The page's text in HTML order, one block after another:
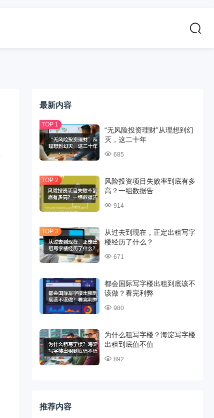
最新内容
“无风险投资理财”从理想到幻
灭，这二十年
685
风险投资项目失败率到底有多
高？一组数据告
914
从过去到现在，正定出租写字
楼经历了什么？
671
都会国际写字楼出租到底该不
该做？看完利弊
980
为什么租写字楼？海淀写字楼
出租到底值不值
892
推荐内容